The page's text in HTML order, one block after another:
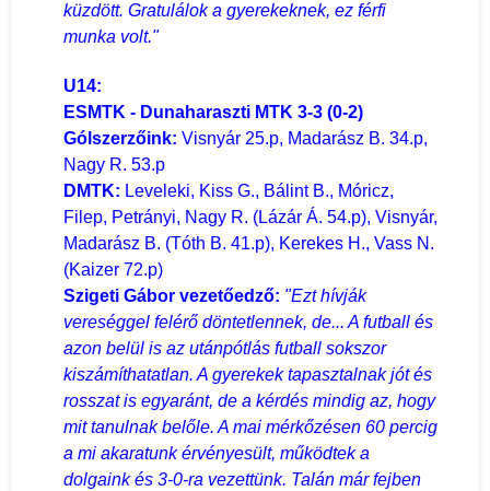
küzdött. Gratulálok a gyerekeknek, ez férfi
munka volt."
U14:
ESMTK - Dunaharaszti MTK 3-3 (0-2)
Gólszerzőink: Visnyár 25.p, Madarász B. 34.p,
Nagy R. 53.p
DMTK: Leveleki, Kiss G., Bálint B., Móricz,
Filep, Petrányi, Nagy R. (Lázár Á. 54.p), Visnyár,
Madarász B. (Tóth B. 41.p), Kerekes H., Vass N.
(Kaizer 72.p)
Szigeti Gábor vezetőedző: "Ezt hívják
vereséggel felérő döntetlennek, de... A futball és
azon belül is az utánpótlás futball sokszor
kiszámíthatatlan. A gyerekek tapasztalnak jót és
rosszat is egyaránt, de a kérdés mindig az, hogy
mit tanulnak belőle. A mai mérkőzésen 60 percig
a mi akaratunk érvényesült, működtek a
dolgaink és 3-0-ra vezettünk. Talán már fejben